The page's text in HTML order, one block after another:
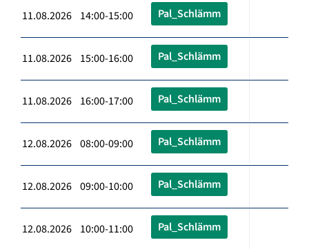
11.08.2026 14:00-15:00 Pal_Schlämm
11.08.2026 15:00-16:00 Pal_Schlämm
11.08.2026 16:00-17:00 Pal_Schlämm
12.08.2026 08:00-09:00 Pal_Schlämm
12.08.2026 09:00-10:00 Pal_Schlämm
12.08.2026 10:00-11:00 Pal_Schlämm